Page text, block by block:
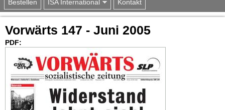
Bestellen ISA International Kontakt
Vorwärts 147 - Juni 2005
PDF: